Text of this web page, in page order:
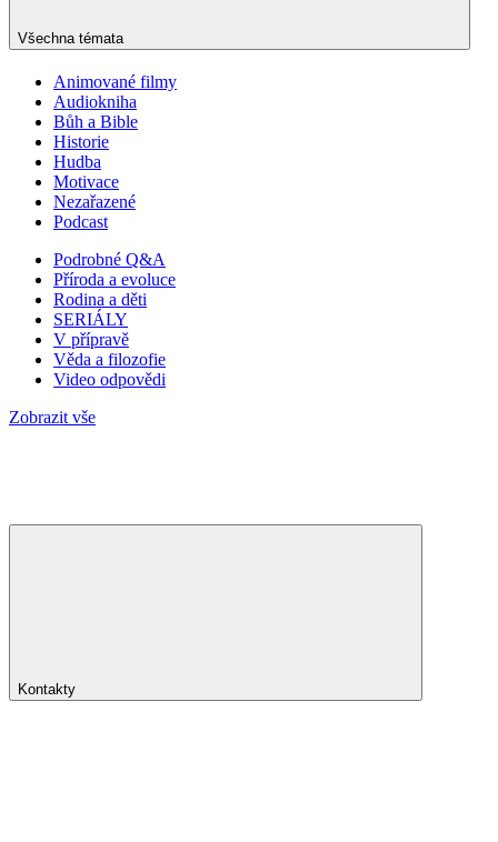
Všechna témata
Animované filmy
Audiokniha
Bůh a Bible
Historie
Hudba
Motivace
Nezařazené
Podcast
Podrobné Q&A
Příroda a evoluce
Rodina a děti
SERIÁLY
V přípravě
Věda a filozofie
Video odpovědi
Zobrazit vše
Kontakty